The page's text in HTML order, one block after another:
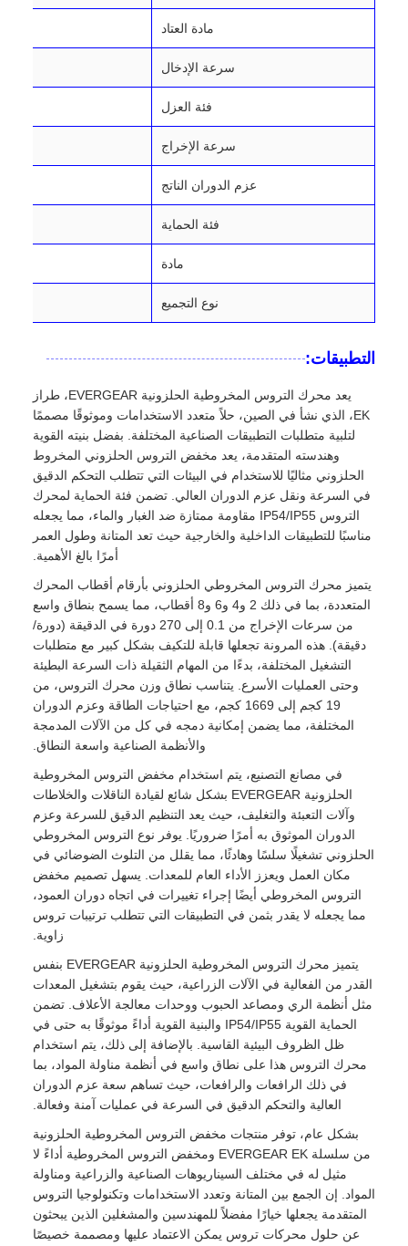
مادة العتاد
سرعة الإدخال
فئة العزل
سرعة الإخراج
عزم الدوران الناتج
فئة الحماية
مادة
نوع التجميع
التطبيقات:
يعد محرك التروس المخروطية الحلزونية EVERGEAR، طراز
EK، الذي نشأ في الصين، حلاً متعدد الاستخدامات وموثوقًا مصممًا
لتلبية متطلبات التطبيقات الصناعية المختلفة. بفضل بنيته القوية
وهندسته المتقدمة، يعد مخفض التروس الحلزوني المخروط
الحلزوني مثاليًا للاستخدام في البيئات التي تتطلب التحكم الدقيق
في السرعة ونقل عزم الدوران العالي. تضمن فئة الحماية لمحرك
التروس IP54/IP55 مقاومة ممتازة ضد الغبار والماء، مما يجعله
مناسبًا للتطبيقات الداخلية والخارجية حيث تعد المتانة وطول العمر
أمرًا بالغ الأهمية.
يتميز محرك التروس المخروطي الحلزوني بأرقام أقطاب المحرك
المتعددة، بما في ذلك 2 و4 و6 و8 أقطاب، مما يسمح بنطاق واسع
من سرعات الإخراج من 0.1 إلى 270 دورة في الدقيقة (دورة/
دقيقة). هذه المرونة تجعلها قابلة للتكيف بشكل كبير مع متطلبات
التشغيل المختلفة، بدءًا من المهام الثقيلة ذات السرعة البطيئة
وحتى العمليات الأسرع. يتناسب نطاق وزن محرك التروس، من
19 كجم إلى 1669 كجم، مع احتياجات الطاقة وعزم الدوران
المختلفة، مما يضمن إمكانية دمجه في كل من الآلات المدمجة
والأنظمة الصناعية واسعة النطاق.
في مصانع التصنيع، يتم استخدام مخفض التروس المخروطية
الحلزونية EVERGEAR بشكل شائع لقيادة الناقلات والخلاطات
وآلات التعبئة والتغليف، حيث يعد التنظيم الدقيق للسرعة وعزم
الدوران الموثوق به أمرًا ضروريًا. يوفر نوع التروس المخروطي
الحلزوني تشغيلًا سلسًا وهادئًا، مما يقلل من التلوث الضوضائي في
مكان العمل ويعزز الأداء العام للمعدات. يسهل تصميم مخفض
التروس المخروطي أيضًا إجراء تغييرات في اتجاه دوران العمود،
مما يجعله لا يقدر بثمن في التطبيقات التي تتطلب ترتيبات تروس
زاوية.
يتميز محرك التروس المخروطية الحلزونية EVERGEAR بنفس
القدر من الفعالية في الآلات الزراعية، حيث يقوم بتشغيل المعدات
مثل أنظمة الري ومصاعد الحبوب ووحدات معالجة الأعلاف. تضمن
الحماية القوية IP54/IP55 والبنية القوية أداءً موثوقًا به حتى في
ظل الظروف البيئية القاسية. بالإضافة إلى ذلك، يتم استخدام
محرك التروس هذا على نطاق واسع في أنظمة مناولة المواد، بما
في ذلك الرافعات والرافعات، حيث تساهم سعة عزم الدوران
العالية والتحكم الدقيق في السرعة في عمليات آمنة وفعالة.
بشكل عام، توفر منتجات مخفض التروس المخروطية الحلزونية
من سلسلة EVERGEAR EK ومخفض التروس المخروطية أداءً لا
مثيل له في مختلف السيناريوهات الصناعية والزراعية ومناولة
المواد. إن الجمع بين المتانة وتعدد الاستخدامات وتكنولوجيا التروس
المتقدمة يجعلها خيارًا مفضلاً للمهندسين والمشغلين الذين يبحثون
عن حلول محركات تروس يمكن الاعتماد عليها ومصممة خصيصًا